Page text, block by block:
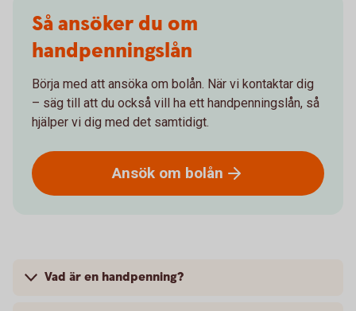
Så ansöker du om
handpenningslån
Börja med att ansöka om bolån. När vi kontaktar dig
– säg till att du också vill ha ett handpenningslån, så
hjälper vi dig med det samtidigt.
Ansök om bolån
Vad är en handpenning?